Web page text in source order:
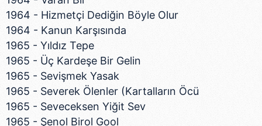
verileriniz işlenmekte olup gerekli olan çerezler bilgi
toplumu hizmetlerinin sunulması amacıyla
kullanılmaktadır. Diğer çerezler, sitemizin daha işlevsel
kılınması ve kişiselleştirilmesi ve sizlere yönelik
reklam/pazarlama faaliyetlerinin yapılması, amaçlarıyla
sınırlı olarak açık rızanız dahilinde kullanılacaktır.
Çerezlere ilişkin tercihlerinizi aşağıda yer alan panel
vasıtasıyla belirleyebilirsiniz. Çerezlere ilişkin detaylı bilgi
1964 - Hizmetçi Dediğin Böyle Olur
1964 - Kanun Karşısında
1965 - Yıldız Tepe
1965 - Üç Kardeşe Bir Gelin
1965 - Sevişmek Yasak
1965 - Severek Ölenler (Kartalların Öcü
1965 - Seveceksen Yiğit Sev
1965 - Şenol Birol Gool